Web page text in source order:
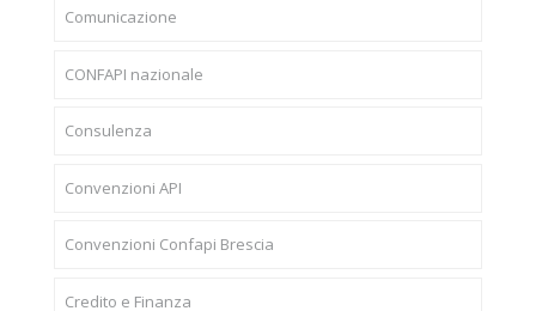
Comunicazione
CONFAPI nazionale
Consulenza
Convenzioni API
Convenzioni Confapi Brescia
Credito e Finanza